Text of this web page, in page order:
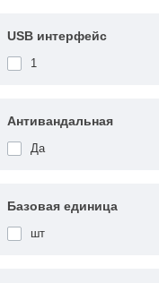
USB интерфейс
1
Антивандальная
Да
Базовая единица
шт